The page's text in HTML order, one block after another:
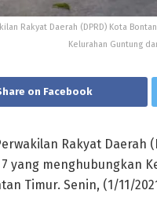
Rakyat Daerah (DPRD) Kota
Kelurahan Guntung
on Facebook
Rakyat Daerah
yang menghubungkan
Timur. Senin, (1/11/